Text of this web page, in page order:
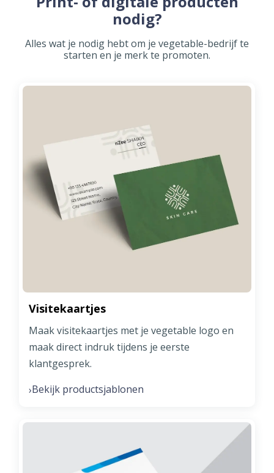
nodig?
Alles wat je nodig hebt om je vegetable-bedrijf te
starten en je merk te promoten.
Visitekaartjes
Maak visitekaartjes met je vegetable logo en
maak direct indruk tijdens je eerste
klantgesprek.
›Bekijk productsjablonen